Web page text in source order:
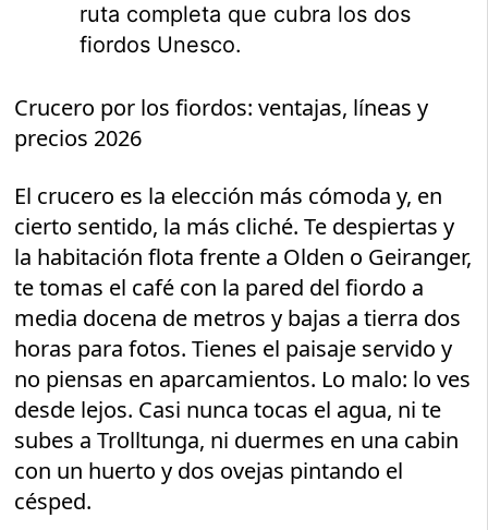
ruta completa que cubra los dos
fiordos Unesco.
Crucero por los fiordos: ventajas, líneas y
precios 2026
El crucero es la elección más cómoda y, en
cierto sentido, la más cliché. Te despiertas y
la habitación flota frente a Olden o Geiranger,
te tomas el café con la pared del fiordo a
media docena de metros y bajas a tierra dos
horas para fotos. Tienes el paisaje servido y
no piensas en aparcamientos. Lo malo: lo ves
desde lejos. Casi nunca tocas el agua, ni te
subes a Trolltunga, ni duermes en una cabin
con un huerto y dos ovejas pintando el
césped.